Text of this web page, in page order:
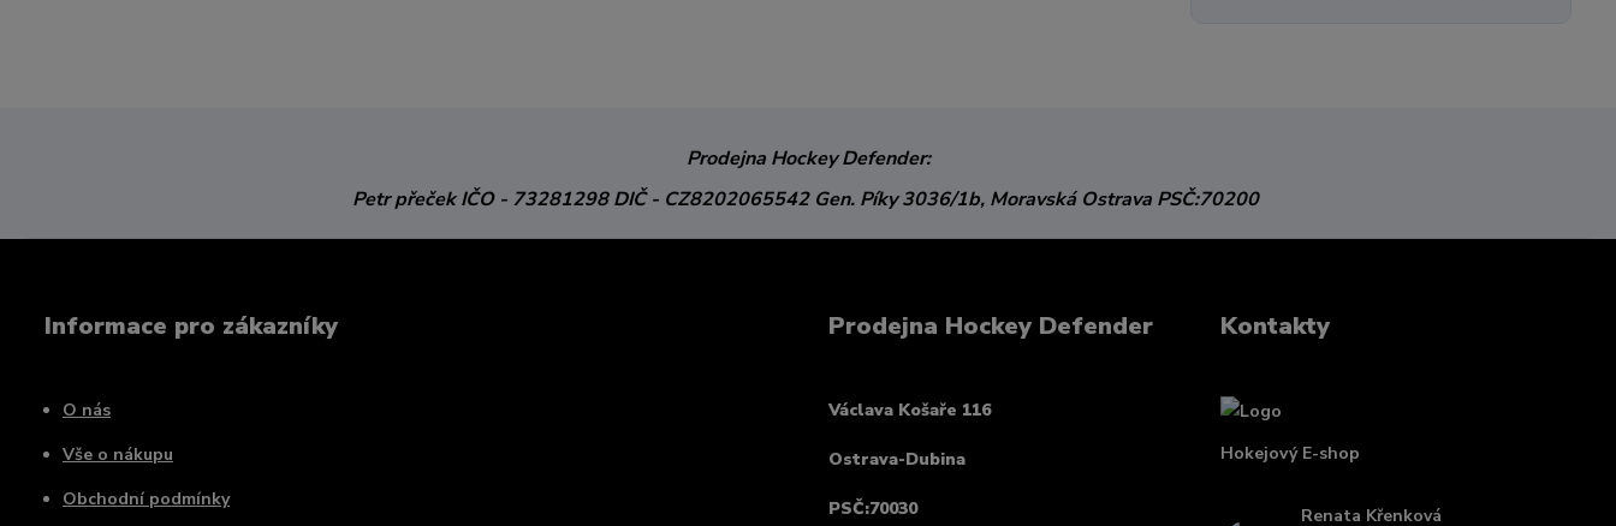
Prodejna Hockey Defender:
Petr přečekIČO - 73281298DIČ - CZ8202065542 Gen. Píky 3036/1b, Moravská Ostrava PSČ:70200
Informace pro zákazníky
O nás
Vše o nákupu
Obchodní podmínky
Prodejna Hockey Defender
Václava Košaře 116
Ostrava-Dubina
PSČ:70030
Kontakty
Hokejový E-shop
Renata Křenková